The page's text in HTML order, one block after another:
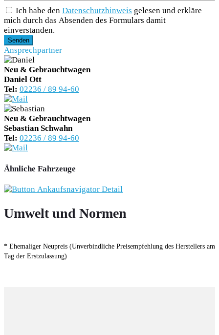
Ich habe den Datenschutzhinweis gelesen und erkläre
mich durch das Absenden des Formulars damit
einverstanden.
Senden
Ansprechpartner
Neu & Gebrauchtwagen
Daniel Ott
Tel: 02236 / 89 94-60
Neu & Gebrauchtwagen
Sebastian Schwahn
Tel: 02236 / 89 94-60
Ähnliche Fahrzeuge
Umwelt und Normen
* Ehemaliger Neupreis (Unverbindliche Preisempfehlung des Herstellers am
Tag der Erstzulassung)